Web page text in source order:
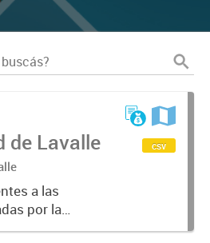
de Lavalle
a las
por la
incluidos
csv